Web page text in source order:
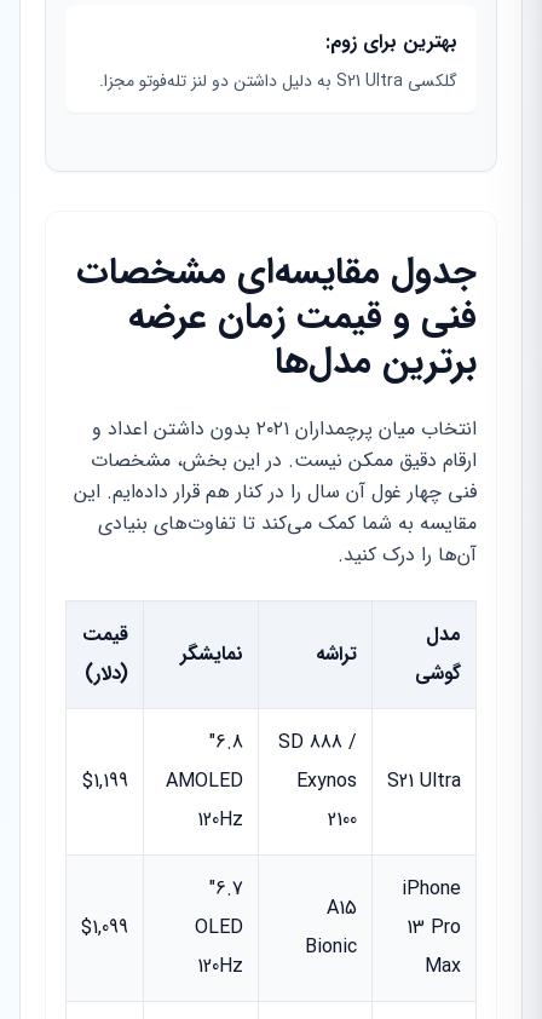
بهترین برای زوم:
گلکسی S21 Ultra به دلیل داشتن دو لنز تله‌فوتو مجزا.
جدول مقایسه‌ای مشخصات
فنی و قیمت زمان عرضه
برترین مدل‌ها
انتخاب میان پرچمداران ۲۰۲۱ بدون داشتن اعداد و
ارقام دقیق ممکن نیست. در این بخش، مشخصات
فنی چهار غول آن سال را در کنار هم قرار داده‌ایم. این
مقایسه به شما کمک می‌کند تا تفاوت‌های بنیادی
آن‌ها را درک کنید.
مدل
گوشی
تراشه نمایشگر
قیمت
(دلار)
S21 Ultra
SD 888 /
Exynos
2100
6.8"
AMOLED
120Hz
$1,199
iPhone
13 Pro
Max
A15
Bionic
6.7"
OLED
120Hz
$1,099